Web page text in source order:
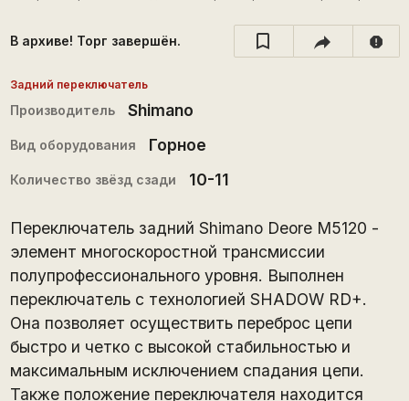
В архиве! Торг завершён. report
Задний переключатель
Производитель Shimano
Вид оборудования Горное
Количество звёзд сзади 10-11
Переключатель задний Shimano Deore M5120 -
элемент многоскоростной трансмиссии
полупрофессионального уровня. Выполнен
переключатель с технологией SHADOW RD+.
Она позволяет осуществить переброс цепи
быстро и четко с высокой стабильностью и
максимальным исключением спадания цепи.
Также положение переключателя находится